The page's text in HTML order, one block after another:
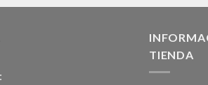
TIENDA